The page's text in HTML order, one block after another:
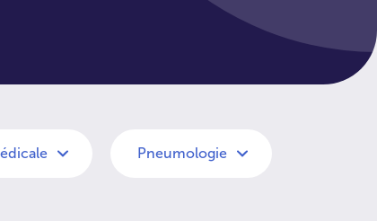
Pneumologie